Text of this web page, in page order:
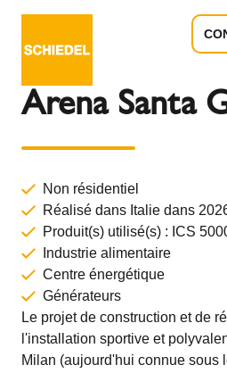
Arena Santa
Non résidentiel
Réalisé dans Italie dans
Produit(s) utilisé(s) : ICS
Industrie alimentaire
Centre énergétique
Générateurs
Le projet de construction et de
l'installation sportive et
Milan (aujourd'hui connue sous